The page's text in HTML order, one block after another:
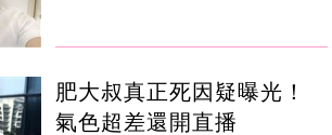
肥大叔真正死因疑曝光！
氣色超差還開直播